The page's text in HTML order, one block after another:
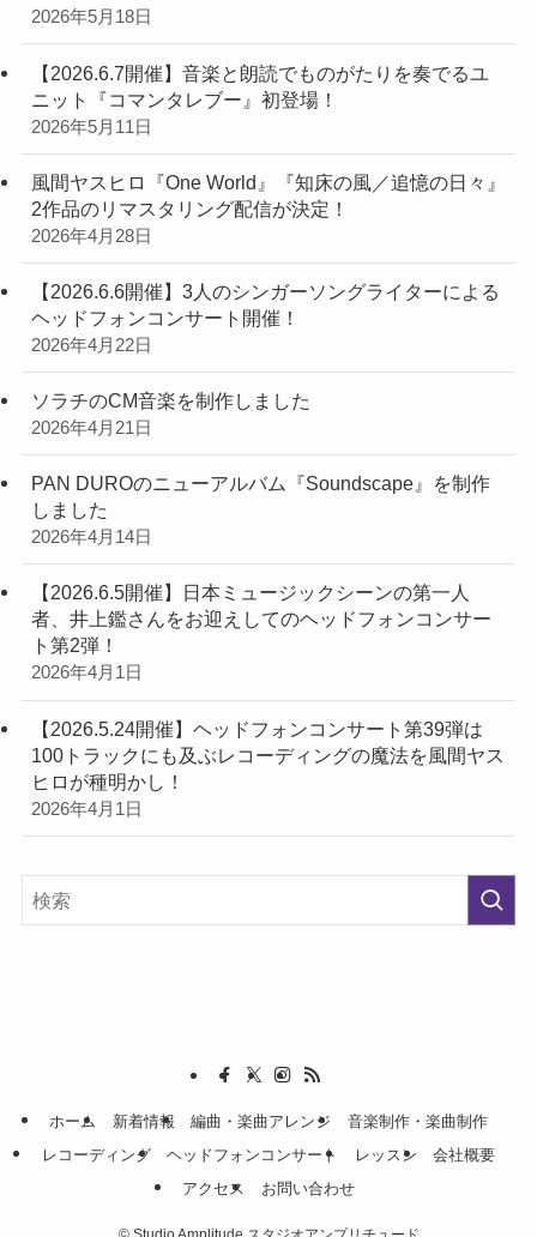
2026年5月18日
【2026.6.7開催】音楽と朗読でものがたりを奏でるユ
ニット『コマンタレブー』初登場！
2026年5月11日
風間ヤスヒロ『One World』『知床の風／追憶の日々』
2作品のリマスタリング配信が決定！
2026年4月28日
【2026.6.6開催】3人のシンガーソングライターによる
ヘッドフォンコンサート開催！
2026年4月22日
ソラチのCM音楽を制作しました
2026年4月21日
PAN DUROのニューアルバム『Soundscape』を制作
しました
2026年4月14日
【2026.6.5開催】日本ミュージックシーンの第一人
者、井上鑑さんをお迎えしてのヘッドフォンコンサー
ト第2弾！
2026年4月1日
【2026.5.24開催】ヘッドフォンコンサート第39弾は
100トラックにも及ぶレコーディングの魔法を風間ヤス
ヒロが種明かし！
2026年4月1日
ホーム 新着情報 編曲・楽曲アレンジ
音楽制作・楽曲制作
レコーディング
ヘッドフォンコンサート レッスン
会社概要
アクセス
お問い合わせ